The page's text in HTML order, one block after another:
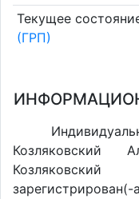
Текущее
(ГРП)
Козляковский